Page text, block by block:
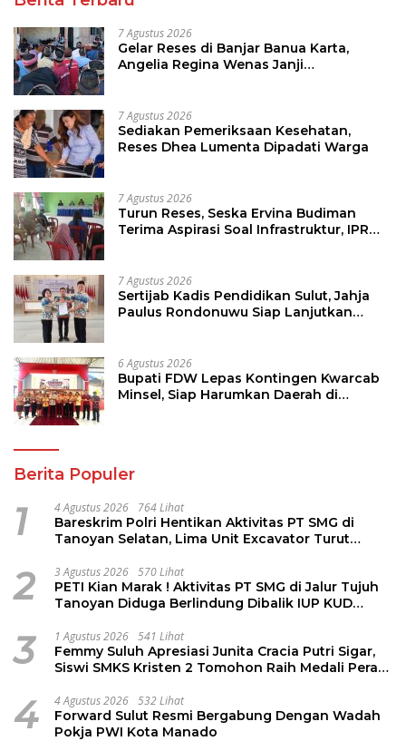
7 Agustus 2026
Gelar Reses di Banjar Banua Karta,
Angelia Regina Wenas Janji
7 Agustus 2026
Sediakan Pemeriksaan Kesehatan,
Reses Dhea Lumenta Dipadati Warga
7 Agustus 2026
Turun Reses, Seska Ervina Budiman
Terima Aspirasi Soal Infrastruktur, IPR
7 Agustus 2026
Sertijab Kadis Pendidikan Sulut, Jahja
Paulus Rondonuwu Siap Lanjutkan
6 Agustus 2026
Bupati FDW Lepas Kontingen Kwarcab
Minsel, Siap Harumkan Daerah di
Berita Populer
1 4 Agustus 2026 764 Lihat
Bareskrim Polri Hentikan Aktivitas PT SMG di
Tanoyan Selatan, Lima Unit Excavator Turut
2 3 Agustus 2026 570 Lihat
PETI Kian Marak ! Aktivitas PT SMG di Jalur Tujuh
Tanoyan Diduga Berlindung Dibalik IUP KUD
3 1 Agustus 2026 541 Lihat
Femmy Suluh Apresiasi Junita Cracia Putri Sigar,
Siswi SMKS Kristen 2 Tomohon Raih Medali Perak
4 4 Agustus 2026 532 Lihat
Forward Sulut Resmi Bergabung Dengan Wadah
Pokja PWI Kota Manado